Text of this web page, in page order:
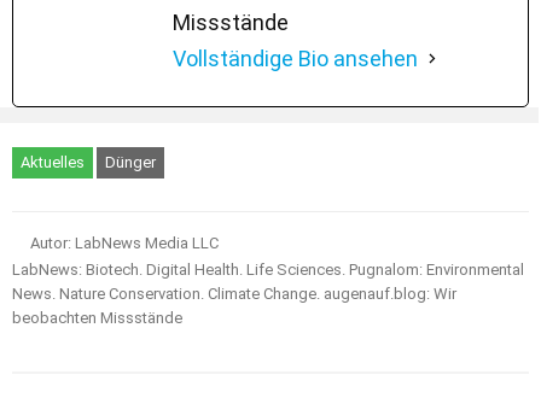
Missstände
Vollständige Bio ansehen
Aktuelles Dünger
Autor: LabNews Media LLC
LabNews: Biotech. Digital Health. Life Sciences. Pugnalom: Environmental
News. Nature Conservation. Climate Change. augenauf.blog: Wir
beobachten Missstände